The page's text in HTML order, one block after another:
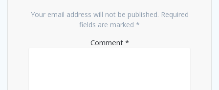
Your email address will not be published. Required
fields are marked *
Comment *